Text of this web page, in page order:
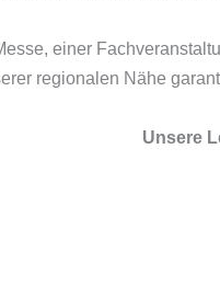
einer
regionalen Nähe
Unsere